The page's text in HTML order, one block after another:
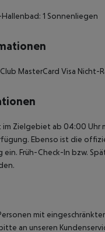
1 Sonnenliegen
MasterCard Visa Nicht-
im Zielgebiet ab 04:00
Ebenso ist die
ein. Früh-Check-In bzw.
mit
an unseren